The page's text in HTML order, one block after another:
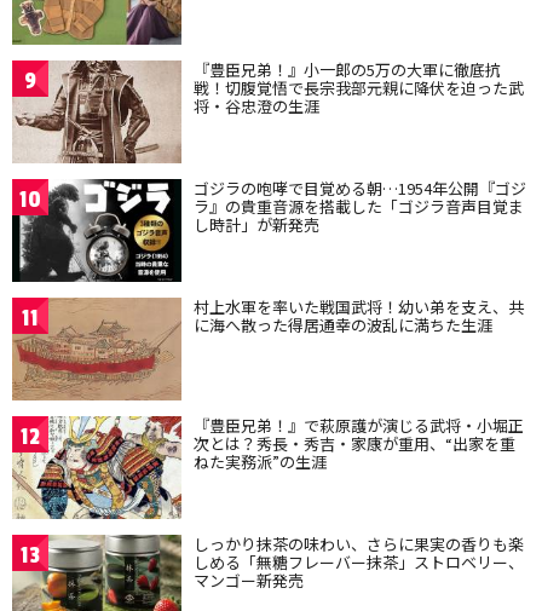
9 『豊臣兄弟！』小一郎の5万の大軍に徹底抗
戦！切腹覚悟で長宗我部元親に降伏を迫った武
将・谷忠澄の生涯
10 ゴジラの咆哮で目覚める朝…1954年公開『ゴジ
ラ』の貴重音源を搭載した「ゴジラ音声目覚ま
し時計」が新発売
11 村上水軍を率いた戦国武将！幼い弟を支え、共
に海へ散った得居通幸の波乱に満ちた生涯
12 『豊臣兄弟！』で萩原護が演じる武将・小堀正
次とは？秀長・秀吉・家康が重用、“出家を重
ねた実務派”の生涯
13 しっかり抹茶の味わい、さらに果実の香りも楽
しめる「無糖フレーバー抹茶」ストロベリー、
マンゴー新発売